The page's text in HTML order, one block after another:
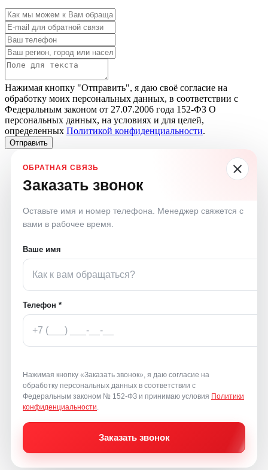
Нажимая кнопку "Отправить", я даю своё согласие на
обработку моих персональных данных, в соответствии с
Федеральным законом от 27.07.2006 года 152-ФЗ О
персональных данных, на условиях и для целей,
определенных Политикой конфиденциальности.
Отправить
Заказать звонок
Оставьте имя и номер телефона. Менеджер свяжется с
вами в рабочее время.
Ваше имя
Телефон *
Нажимая кнопку «Заказать звонок», я даю согласие на
обработку персональных данных в соответствии с
Федеральным законом № 152-ФЗ и принимаю условия Политики
конфиденциальности
Заказать звонок